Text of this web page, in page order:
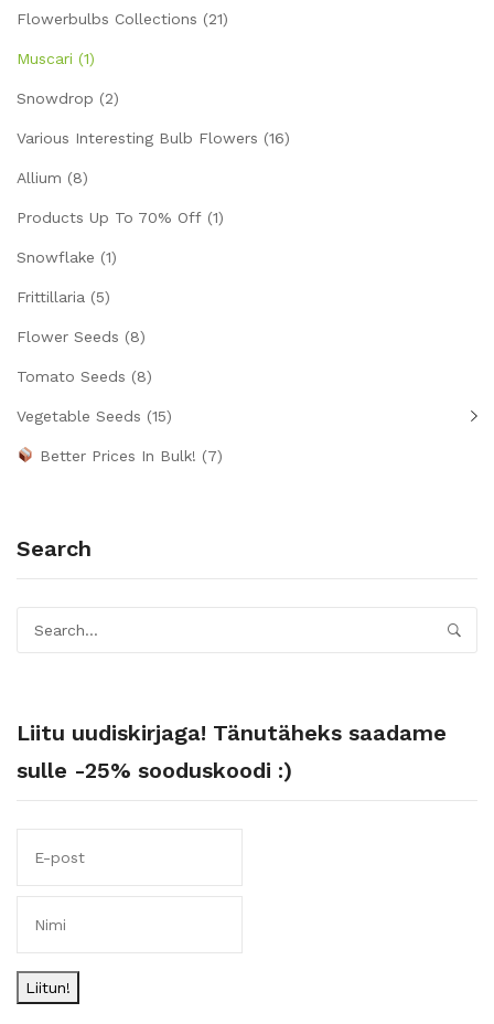
Flowerbulbs Collections (21)
Muscari (1)
Snowdrop (2)
Various Interesting Bulb Flowers (16)
Allium (8)
Products Up To 70% Off (1)
Snowflake (1)
Frittillaria (5)
Flower Seeds (8)
Tomato Seeds (8)
Vegetable Seeds (15)
Better Prices In Bulk! (7)
Search
Liitu uudiskirjaga! Tänutäheks saadame
sulle -25% sooduskoodi :)
Liitun!